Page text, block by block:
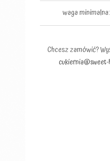
waga minimalna:
Chcesz zamówić?